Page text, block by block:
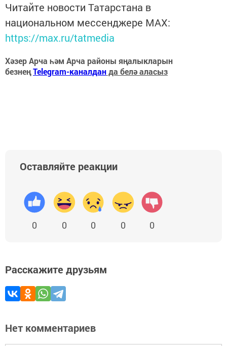
Читайте новости Татарстана в
национальном мессенджере MАХ:
https://max.ru/tatmedia
Хәзер Арча һәм Арча районы яңалыкларын
безнеңTelegram-каналданда белә аласыз
Оставляйте реакции
0 0 0 0 0
Расскажите друзьям
Нет комментариев